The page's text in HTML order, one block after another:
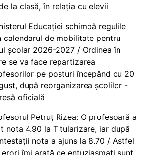
la clasă, în relația cu elevii
Educației schimbă regulile
calendarul de mobilitate pentru
școlar 2026-2027 / Ordinea în
se va face repartizarea
pe posturi începând cu 20
după reorganizarea școlilor -
oficială
Petruț Rizea: O profesoară a
nota 4.90 la Titularizare, iar după
nota a ajuns la 8.70 / Astfel
erori îmi arată ce entuziasmați sunt